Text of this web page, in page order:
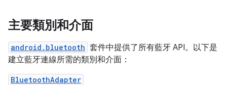
主要類別和介面
android.bluetooth 套件中提供了所有藍牙 API。以下是
建立藍牙連線所需的類別和介面：
BluetoothAdapter